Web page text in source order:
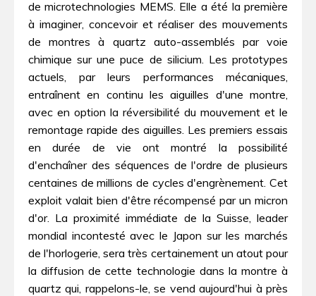
de microtechnologies MEMS. Elle a été la première
à imaginer, concevoir et réaliser des mouvements
de montres à quartz auto-assemblés par voie
chimique sur une puce de silicium. Les prototypes
actuels, par leurs performances mécaniques,
entraînent en continu les aiguilles d'une montre,
avec en option la réversibilité du mouvement et le
remontage rapide des aiguilles. Les premiers essais
en durée de vie ont montré la possibilité
d'enchaîner des séquences de l'ordre de plusieurs
centaines de millions de cycles d'engrènement. Cet
exploit valait bien d'être récompensé par un micron
d'or. La proximité immédiate de la Suisse, leader
mondial incontesté avec le Japon sur les marchés
de l'horlogerie, sera très certainement un atout pour
la diffusion de cette technologie dans la montre à
quartz qui, rappelons-le, se vend aujourd'hui à près